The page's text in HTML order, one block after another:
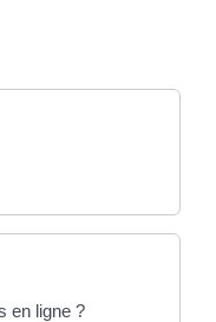
en ligne ?